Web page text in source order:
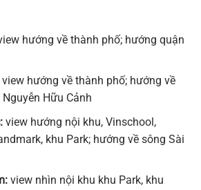
hướng về thành phố; hướng quận
hướng về thành phố; hướng về
Hữu Cảnh
view hướng nội khu, Vinschool,
khu Park; hướng về sông Sài
view nhìn nội khu khu Park, khu